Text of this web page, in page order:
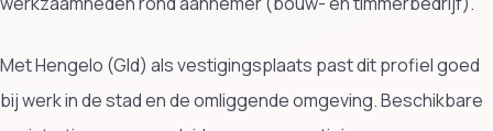
Met Hengelo (Gld) als vestigingsplaats past dit profiel goed
bij werk in de stad en de omliggende omgeving. Beschikbare